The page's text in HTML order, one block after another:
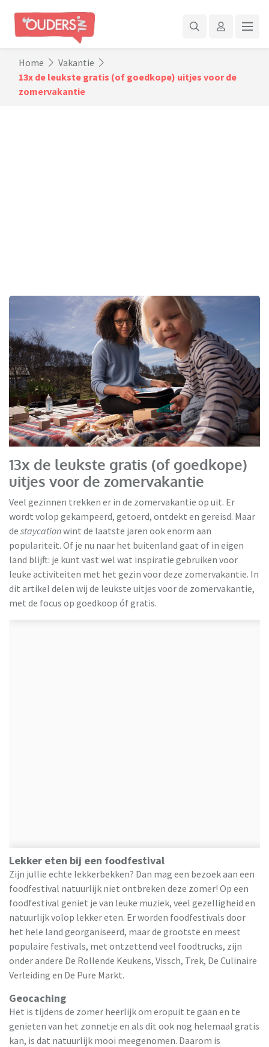
Home
Vakantie
13x de leukste gratis (of goedkope) uitjes voor de
zomervakantie
13x de leukste gratis (of goedkope)
uitjes voor de zomervakantie
Veel gezinnen trekken er in de zomervakantie op uit. Er
wordt volop gekampeerd, getoerd, ontdekt en gereisd. Maar
de staycationwint de laatste jaren ook enorm aan
populariteit. Of je nu naar het buitenland gaat of in eigen
land blijft: je kunt vast wel wat inspiratie gebruiken voor
leuke activiteiten met het gezin voor deze zomervakantie. In
dit artikel delen wij de leukste uitjes voor de zomervakantie,
met de focus op goedkoop óf gratis.
Lekker eten bij een foodfestival
Zijn jullie echte lekkerbekken? Dan mag een bezoek aan een
foodfestival natuurlijk niet ontbreken deze zomer! Op een
foodfestival geniet je van leuke muziek, veel gezelligheid en
natuurlijk volop lekker eten. Er worden foodfestivals door
het hele land georganiseerd, maar de grootste en meest
populaire festivals, met ontzettend veel foodtrucks, zijn
onder andere De Rollende Keukens, Vissch, Trek, De Culinaire
Verleiding en De Pure Markt.
Geocaching
Het is tijdens de zomer heerlijk om eropuit te gaan en te
genieten van het zonnetje en als dit ook nog helemaal gratis
kan, is dat natuurlijk mooi meegenomen. Daarom is